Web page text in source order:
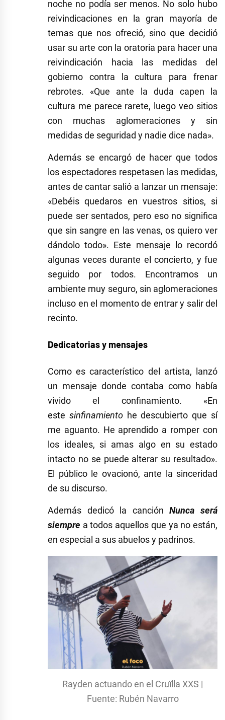
noche no podía ser menos. No solo hubo
reivindicaciones en la gran mayoría de
temas que nos ofreció, sino que decidió
usar su arte con la oratoria para hacer una
reivindicación hacia las medidas del
gobierno contra la cultura para frenar
rebrotes. «Que ante la duda capen la
cultura me parece rarete, luego veo sitios
con muchas aglomeraciones y sin
medidas de seguridad y nadie dice nada».
Además se encargó de hacer que todos
los espectadores respetasen las medidas,
antes de cantar salió a lanzar un mensaje:
«Debéis quedaros en vuestros sitios, si
puede ser sentados, pero eso no significa
que sin sangre en las venas, os quiero ver
dándolo todo». Este mensaje lo recordó
algunas veces durante el concierto, y fue
seguido por todos. Encontramos un
ambiente muy seguro, sin aglomeraciones
incluso en el momento de entrar y salir del
recinto.
Dedicatorias y mensajes
Como es característico del artista, lanzó
un mensaje donde contaba como había
vivido el confinamiento. «En
este sinfinamientohe descubierto que sí
me aguanto. He aprendido a romper con
los ideales, si amas algo en su estado
intacto no se puede alterar su resultado».
El público le ovacionó, ante la sinceridad
de su discurso.
Además dedicó la canciónNunca será
siempre a todos aquellos que ya no están,
en especial a sus abuelos y padrinos.
Rayden actuando en el Cruïlla XXS |
Fuente: Rubén Navarro